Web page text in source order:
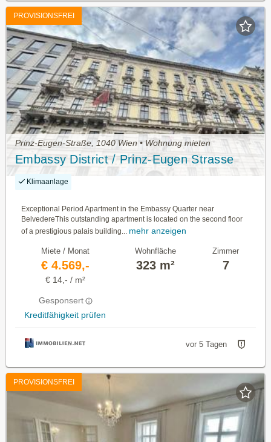
PROVISIONSFREI
Prinz-Eugen-Straße, 1040 Wien • Wohnung mieten
Embassy District / Prinz-Eugen Strasse
Klimaanlage
Exceptional Period Apartment in the Embassy Quarter near
BelvedereThis outstanding apartment is located on the second floor
of a prestigious palais building... mehr anzeigen
Miete / Monat
€ 4.569,-
€ 14,- / m²
Gesponsert
Kreditfähigkeit prüfen
Wohnfläche
323 m²
Zimmer
7
vor 5 Tagen
PROVISIONSFREI